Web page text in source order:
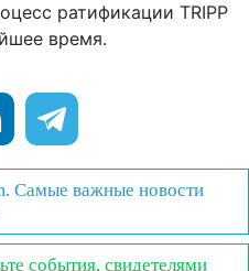
ратификации TRIPP
время.
Самые важные новости
события, свидетелями